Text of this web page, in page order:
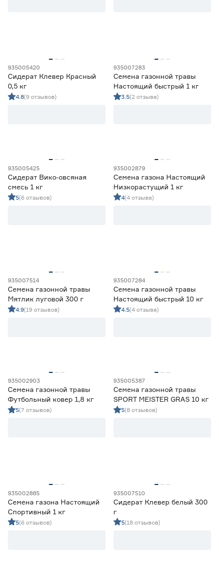
935005420
Сидерат Клевер Красный
0,5 кг
4.8(9 отзывов)
935007283
Семена газонной травы
Настоящий быстрый 1 кг
3.5(2 отзыва)
935005425
Сидерат Вико‑овсяная
смесь 1 кг
5(6 отзывов)
935002879
Семена газона Настоящий
Низкорастущий 1 кг
4(4 отзыва)
935007514
Семена газонной травы
Мятлик луговой 300 г
4.9(19 отзывов)
935007284
Семена газонной травы
Настоящий быстрый 10 кг
4.5(4 отзыва)
935002903
Семена газонной травы
Футбольный ковер 1,8 кг
5(7 отзывов)
935005387
Семена газонной травы
SPORT MEISTER GRAS 10 кг
5(8 отзывов)
935002885
Семена газона Настоящий
Спортивный 1 кг
5(6 отзывов)
935007510
Сидерат Клевер белый 300
г
5(18 отзывов)